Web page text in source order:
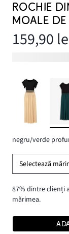
ROCHIE
MOALE
159,90
negru/verde
Selectează
87% dintre clienți
mărimea.